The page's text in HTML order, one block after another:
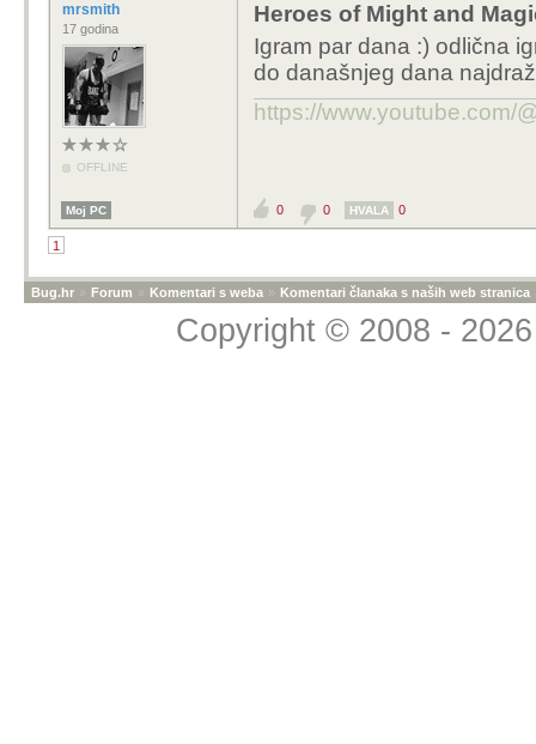
mrsmith
17 godina
OFFLINE
Heroes of Might and
Igram par dana :) odlična
do današnjeg dana
https://www.youtube.com/
Moj PC 0 0 HVALA 0
1
Bug.hr » Forum » Komentari s weba » Komentari članaka s naših web stranica
Copyright © 2008 -